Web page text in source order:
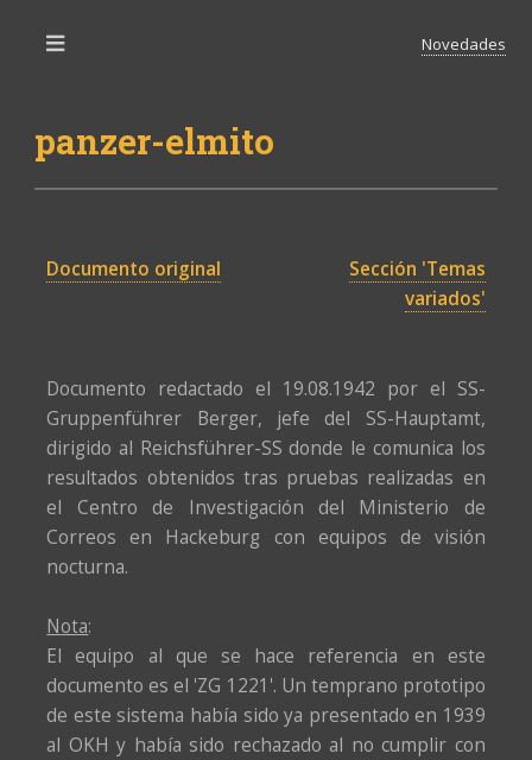
panzer-elmito
Novedades
Documento original
Sección 'Temas
variados'
Documento redactado el 19.08.1942 por el SS-
Gruppenführer Berger, jefe del SS-Hauptamt,
dirigido al Reichsführer-SS donde le comunica los
resultados obtenidos tras pruebas realizadas en
el Centro de Investigación del Ministerio de
Correos en Hackeburg con equipos de visión
nocturna.
Nota:
El equipo al que se hace referencia en este
documento es el 'ZG 1221'. Un temprano prototipo
de este sistema había sido ya presentado en 1939
al OKH y había sido rechazado al no cumplir con